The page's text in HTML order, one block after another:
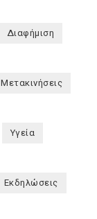
Διαφήμιση
Μετακινήσεις
Υγεία
Εκδηλώσεις